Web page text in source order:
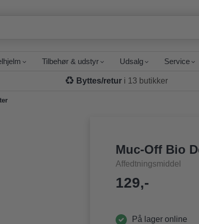
Tilbehør & udstyr Udsalg Service
Byttes/retur i 13 butikker
Muc-Off Bio
Affedtningsmiddel
129,-
På lager online